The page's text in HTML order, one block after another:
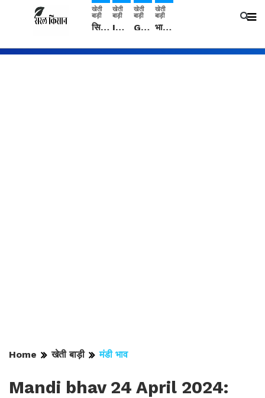
खेती
बाड़ी
सिरसा: कृषि विज्ञान केंद्र की बैठक में फसल बीमा विधि कारण व कृषि उद्यमिता बढ़ावा देने पर चर्चा
खेती
बाड़ी
IMD: राजस्थान में प्री-मानसून की सामान्य से 74% अधिक बारिश, दस्तक में देरी और मानसून कमजोर रहेगा
खेती
बाड़ी
Guar Ka Rate: ग्वार के भाव में हल्की बढ़ोतरी, बढ़ सकता है बुवाई का रकबा
खेती
बाड़ी
भारत में 29 मई से शुरु होगी प्री-मानसून बारिश, ECMWF विदेशी मौसम एजेंसी का पूर्वानुमान
Home खेती बाड़ी मंडी भाव
Mandi bhav 24 April 2024: